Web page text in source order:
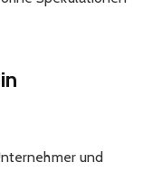
und